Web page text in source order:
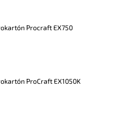
Procraft EX750
ProCraft EX1050K